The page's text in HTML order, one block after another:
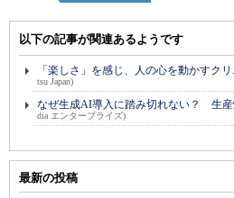
以下の記事が関連あるようです
「楽しさ」を感じ、人の心を動かすク
tsu Japan)
なぜ生成AI導入に踏み切れない？ 生産
dia エンタープライズ)
最新の投稿